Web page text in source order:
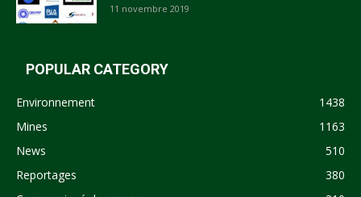
11 novembre 2019
POPULAR CATEGORY
Environnement
1438
Mines
1163
News
510
Reportages
380